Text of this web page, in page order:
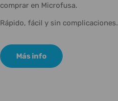
comprar en Microfusa.
Rápido, fácil y sin complicaciones.
Más info